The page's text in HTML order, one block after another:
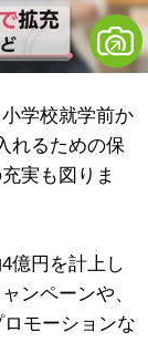
学校就学前か
れるための保
実も図りま
億円を計上し
ンペーンや、
モーションな